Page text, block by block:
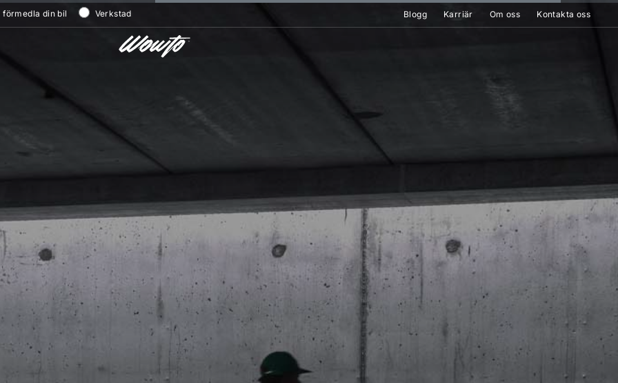
förmedla din bil Verkstad Blogg Karriär Om oss Kontakta oss